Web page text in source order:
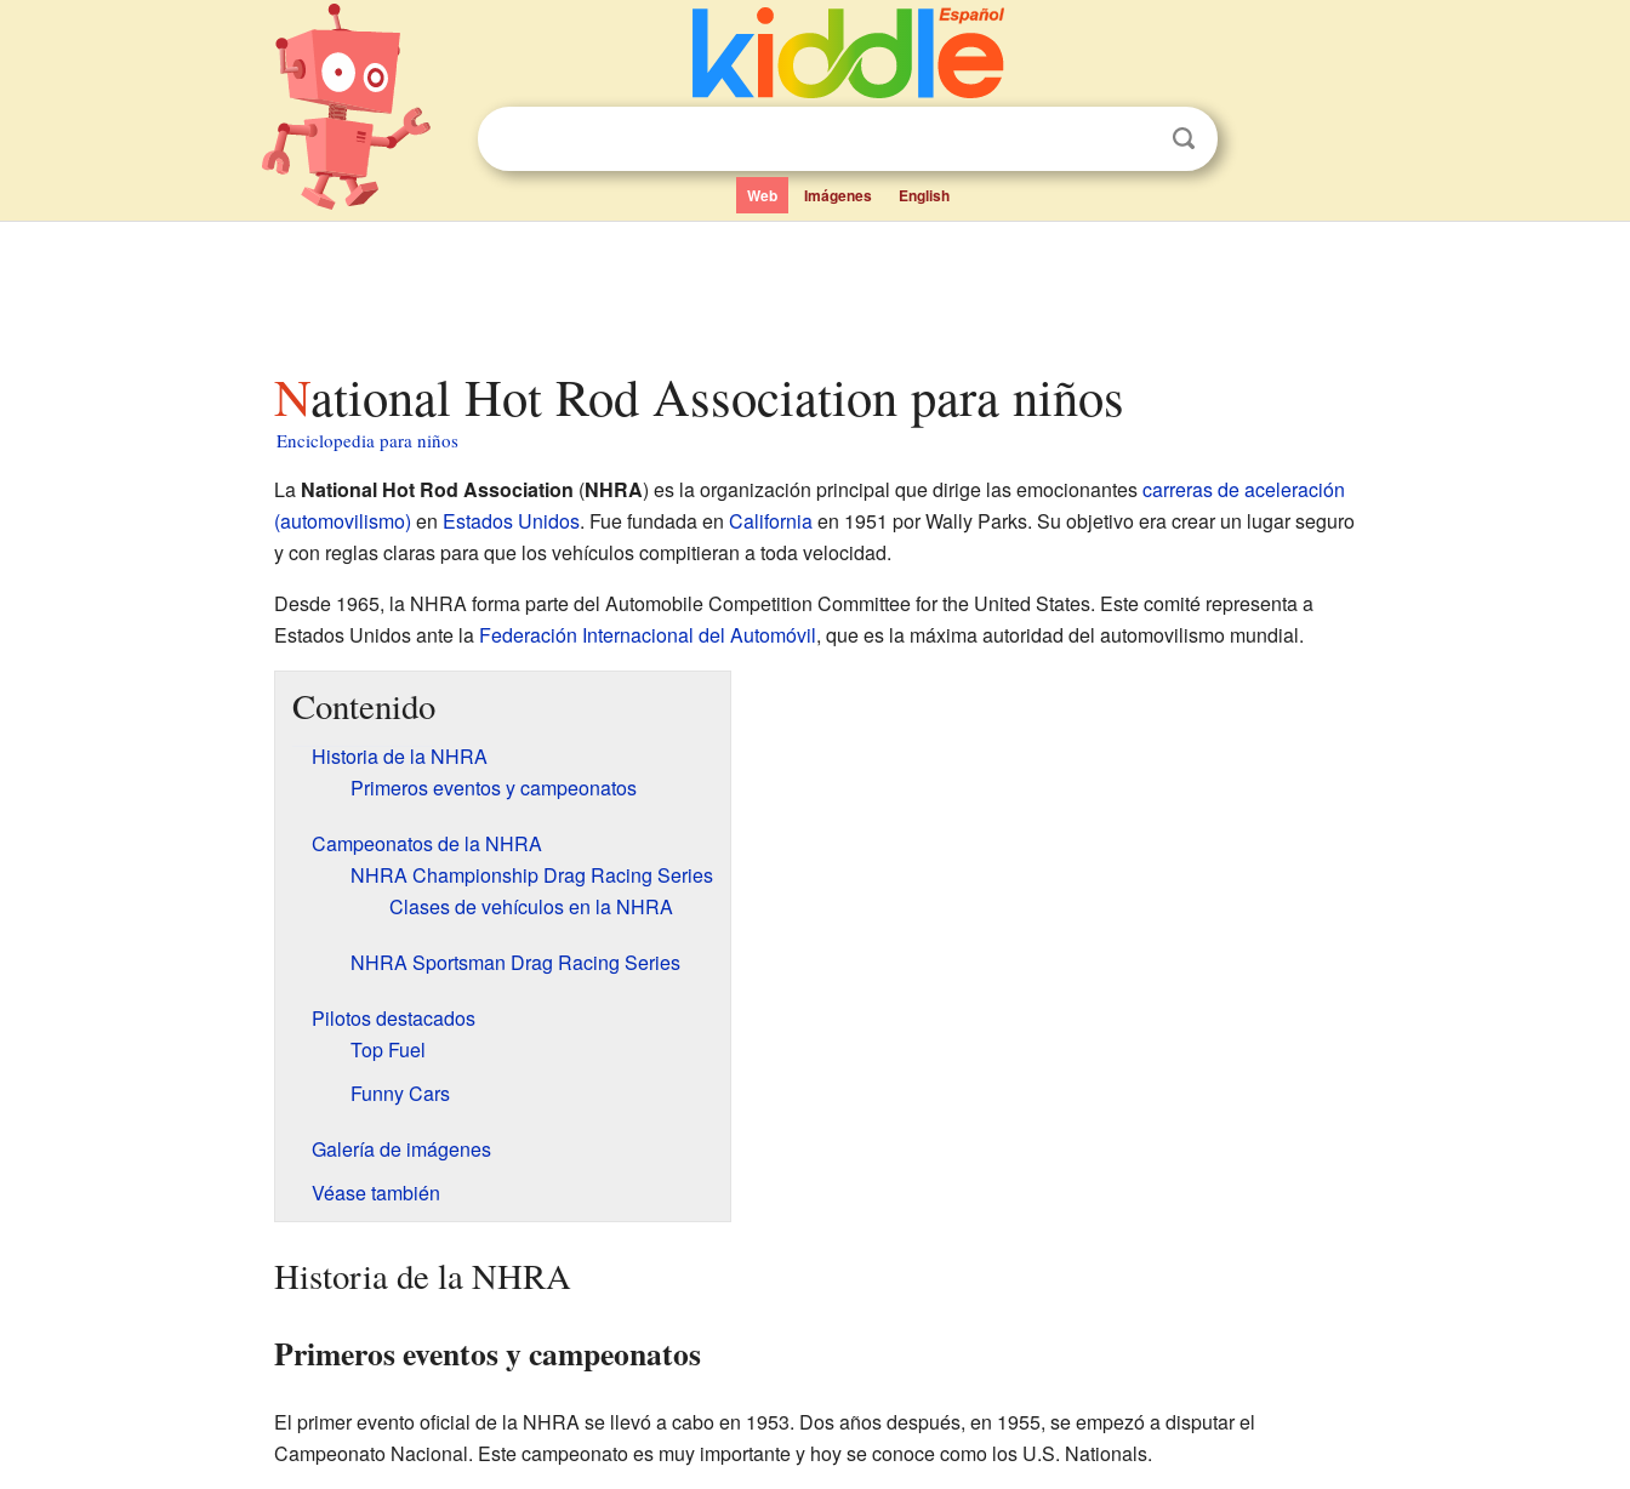
Web Imágenes English
National Hot Rod Association para niños
Enciclopedia para niños
La National Hot Rod Association (NHRA) es la organización principal que dirige las emocionantescarreras de aceleración
(automovilismo) en Estados Unidos. Fue fundada en Californiaen 1951 por Wally Parks. Su objetivo era crear un lugar seguro
y con reglas claras para que los vehículos compitieran a toda velocidad.
Desde 1965, la NHRA forma parte del Automobile Competition Committee for the United States. Este comité representa a
Estados Unidos ante la Federación Internacional del Automóvil, que es la máxima autoridad del automovilismo mundial.
Contenido
Historia de la NHRA
Primeros eventos y campeonatos
Campeonatos de la NHRA
NHRA Championship Drag Racing Series
Clases de vehículos en la NHRA
NHRA Sportsman Drag Racing Series
Pilotos destacados
Top Fuel
Funny Cars
Galería de imágenes
Véase también
Historia de la NHRA
Primeros eventos y campeonatos
El primer evento oficial de la NHRA se llevó a cabo en 1953. Dos años después, en 1955, se empezó a disputar el
Campeonato Nacional. Este campeonato es muy importante y hoy se conoce como los U.S. Nationals.